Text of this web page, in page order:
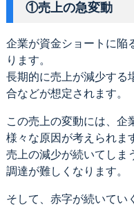
①売上の急変動
企業が資金ショートに陥
ります。
長期的に売上が減少する
合などが想定されます。
この売上の変動には、企
様々な原因が考えられま
売上の減少が続いてしま
調達が難しくなります。
そして、赤字が続いてい